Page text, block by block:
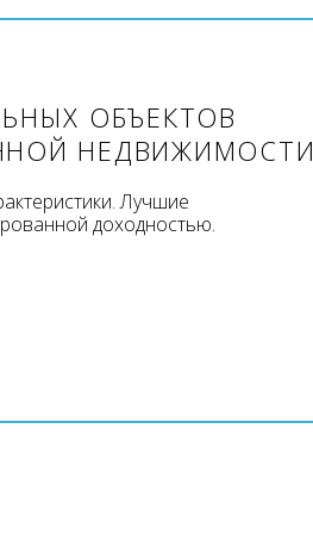
ОБЪЕКТОВ
НЕДВИЖИМОСТИ
Лучшие
доходностью.